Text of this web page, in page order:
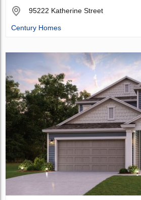
95222 Katherine Street
Century Homes